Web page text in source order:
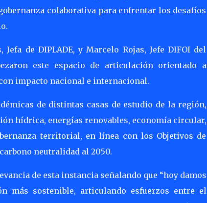
colaborativa para enfrentar los desafíos
de DIPLADE, y Marcelo Rojas, Jefe DIFOI del
este espacio de articulación orientado a
impacto nacional e internacional.
de distintas casas de estudio de la región,
hídrica, energías renovables, economía circular,
territorial, en línea con los Objetivos de
neutralidad al 2050.
de esta instancia señalando que “hoy damos
más sostenible, articulando esfuerzos entre el